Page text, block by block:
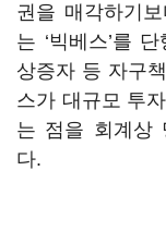
권을 매각하기
는 ‘빅베스’를
상증자 등 자구
스가 대규모 투
는 점을 회계상
다.